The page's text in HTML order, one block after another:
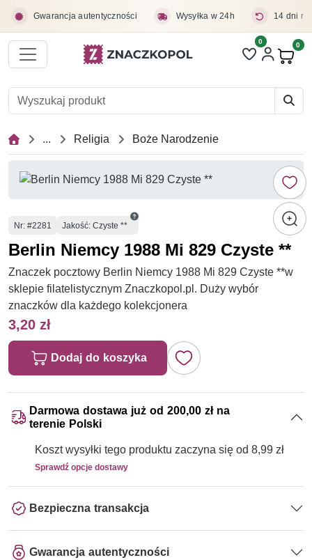
Gwarancja autentyczności Wysyłka w 24h 14 dni
Liczba pozycji
0 0
... Religia Boże Narodzenie
Numer
Nr: #2281 Jakość: Czyste **
Berlin Niemcy 1988 Mi 829 Czyste **
Znaczek pocztowy Berlin Niemcy 1988 Mi 829 Czyste **w
sklepie filatelistycznym Znaczkopol.pl. Duży wybór
znaczków dla każdego kolekcjonera
3,20 zł
Dodaj do koszyka
Darmowa dostawa już od 200,00 zł na
terenie Polski
Koszt wysyłki tego produktu zaczyna się od 8,99 zł
Sprawdź opcje dostawy
Bezpieczna transakcja
Gwarancja autentyczności